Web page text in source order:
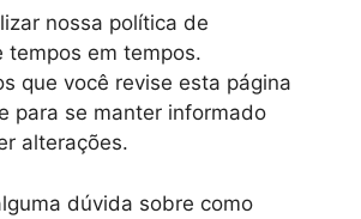
nossa política de
tempos em tempos.
que você revise esta página
para se manter informado
alterações.
dúvida sobre como